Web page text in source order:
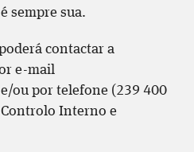
sempre sua.
contactar a
e-mail
e/ou por telefone (239 400
Interno e